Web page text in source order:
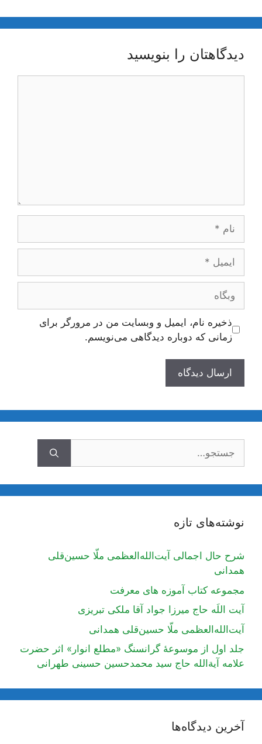
دیدگاهتان را بنویسید
وبگاه
ذخیره نام، ایمیل و وبسایت من در مرورگر برای
زمانی که دوباره دیدگاهی می‌نویسم.
نوشته‌های تازه
شرح حال اجمالی آیت‌الله‌العظمی ملّا حسین‌قلی
همدانی
مجموعه کتاب آموزه های معرفت
آیت اللَه حاج میرزا جواد آقا ملکی تبریزی
آیت‌الله‌العظمی ملّا حسین‌قلی همدانی
جلد اول از موسوعۀ گرانسنگ «مطلع انوار» اثر حضرت
علامه آیة‌الله حاج سید محمدحسین حسینی طهرانی
آخرین دیدگاه‌ها